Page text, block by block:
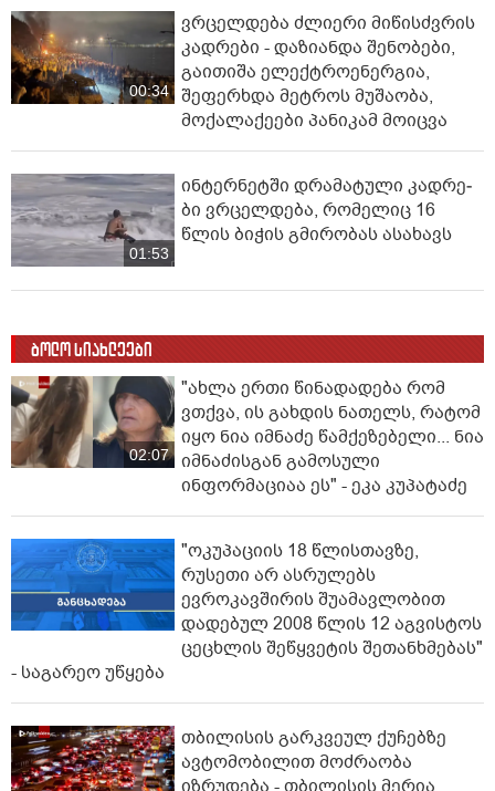
00:34
ვრცელდება ძლიერი მიწისძვრის
კადრები - დაზიანდა შენობები,
გაითიშა ელექტროენერგია,
შეფერხდა მეტროს მუშაობა,
მოქალაქეები პანიკამ მოიცვა
01:53
ინ­ტერ­ნეტ­ში დრა­მა­ტუ­ლი კად­რე­
ბი ვრცელდება, რომელიც 16
წლის ბიჭის გმირობას ასახავს
ბოლო სიახლეები
02:07
"ახლა ერთი წინადადება რომ
ვთქვა, ის გახდის ნათელს, რატომ
იყო ნია იმნაძე წამქეზებელი... ნია
იმნაძისგან გამოსული
ინფორმაციაა ეს" - ეკა კუპატაძე
"ოკუპაციის 18 წლისთავზე,
რუსეთი არ ასრულებს
ევროკავშირის შუამავლობით
დადებულ 2008 წლის 12 აგვისტოს
ცეცხლის შეწყვეტის შეთანხმებას"
- საგარეო უწყება
თბილისის გარკვეულ ქუჩებზე
ავტომობილით მოძრაობა